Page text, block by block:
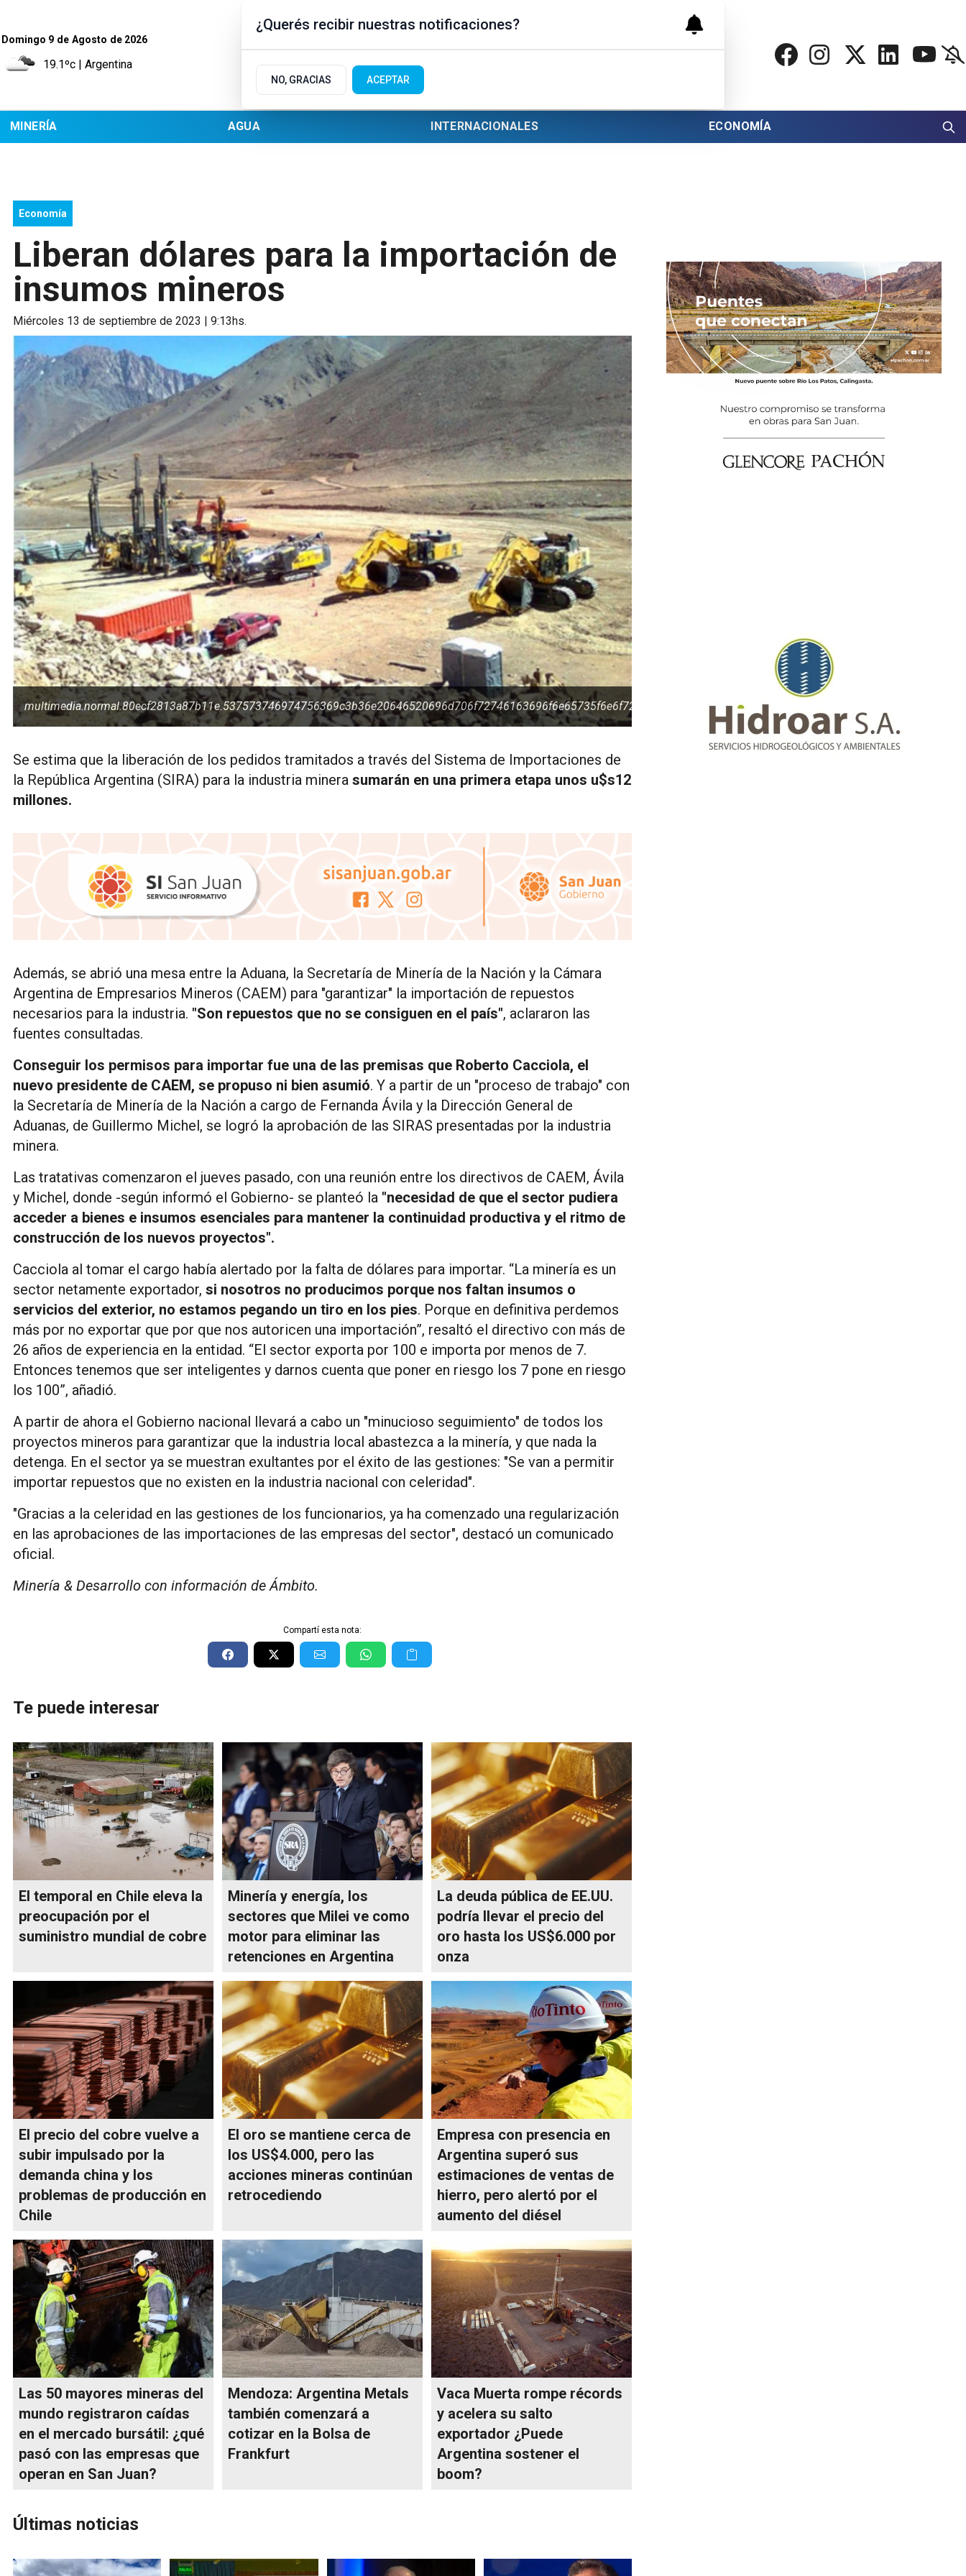
Domingo 9 de Agosto de 2026
19.1ºc | Argentina
MINERÍA AGUA INTERNACIONALES ECONOMÍA
Economía
Liberan dólares para la importación de
insumos mineros
miércoles 13 de septiembre de 2023 | 9:13hs.
multimedia.normal.80ecf2813a87b11e.537573746974756369c3b36e20646520696d706f72746163696f6e65735f6e6f726d616c2e6a7067
Se estima que la liberación de los pedidos tramitados a través del Sistema de Importaciones de
la República Argentina (SIRA) para la industria minera sumarán en una primera etapa unos u$s12
millones.
Además, se abrió una mesa entre la Aduana, la Secretaría de Minería de la Nación y la Cámara
Argentina de Empresarios Mineros (CAEM) para "garantizar" la importación de repuestos
necesarios para la industria. "Son repuestos que no se consiguen en el país", aclararon las
fuentes consultadas.
Conseguir los permisos para importar fue una de las premisas que Roberto Cacciola, el
nuevo presidente de CAEM, se propuso ni bien asumió. Y a partir de un "proceso de trabajo" con
la Secretaría de Minería de la Nación a cargo de Fernanda Ávila y la Dirección General de
Aduanas, de Guillermo Michel, se logró la aprobación de las SIRAS presentadas por la industria
minera.
Las tratativas comenzaron el jueves pasado, con una reunión entre los directivos de CAEM, Ávila
y Michel, donde -según informó el Gobierno- se planteó la "necesidad de que el sector pudiera
acceder a bienes e insumos esenciales para mantener la continuidad productiva y el ritmo de
construcción de los nuevos proyectos".
Cacciola al tomar el cargo había alertado por la falta de dólares para importar. “La minería es un
sector netamente exportador, si nosotros no producimos porque nos faltan insumos o
servicios del exterior, no estamos pegando un tiro en los pies. Porque en definitiva perdemos
más por no exportar que por que nos autoricen una importación”, resaltó el directivo con más de
26 años de experiencia en la entidad. “El sector exporta por 100 e importa por menos de 7.
Entonces tenemos que ser inteligentes y darnos cuenta que poner en riesgo los 7 pone en riesgo
los 100”, añadió.
A partir de ahora el Gobierno nacional llevará a cabo un "minucioso seguimiento" de todos los
proyectos mineros para garantizar que la industria local abastezca a la minería, y que nada la
detenga. En el sector ya se muestran exultantes por el éxito de las gestiones: "Se van a permitir
importar repuestos que no existen en la industria nacional con celeridad".
"Gracias a la celeridad en las gestiones de los funcionarios, ya ha comenzado una regularización
en las aprobaciones de las importaciones de las empresas del sector", destacó un comunicado
oficial.
Minería & Desarrollo con información de Ámbito.
Compartí esta nota:
Te puede interesar
El temporal en Chile eleva la
preocupación por el
suministro mundial de cobre
Minería y energía, los
sectores que Milei ve como
motor para eliminar las
retenciones en Argentina
La deuda pública de EE.UU.
podría llevar el precio del
oro hasta los US$6.000 por
onza
El precio del cobre vuelve a
subir impulsado por la
demanda china y los
problemas de producción en
Chile
El oro se mantiene cerca de
los US$4.000, pero las
acciones mineras continúan
retrocediendo
Empresa con presencia en
Argentina superó sus
estimaciones de ventas de
hierro, pero alertó por el
aumento del diésel
Las 50 mayores mineras del
mundo registraron caídas
en el mercado bursátil: ¿qué
pasó con las empresas que
operan en San Juan?
Mendoza: Argentina Metals
también comenzará a
cotizar en la Bolsa de
Frankfurt
Vaca Muerta rompe récords
y acelera su salto
exportador ¿Puede
Argentina sostener el
boom?
Últimas noticias
¿Querés recibir nuestras notificaciones?
NO, GRACIAS ACEPTAR